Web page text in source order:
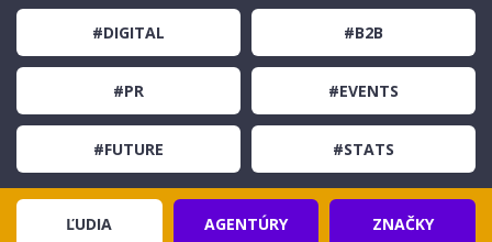
#DIGITAL #B2B
#PR #EVENTS
#FUTURE #STATS
ĽUDIA AGENTÚRY ZNAČKY